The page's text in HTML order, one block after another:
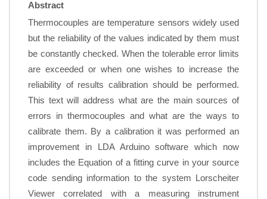
Abstract
Thermocouples are temperature sensors widely used
but the reliability of the values indicated by them must
be constantly checked. When the tolerable error limits
are exceeded or when one wishes to increase the
reliability of results calibration should be performed.
This text will address what are the main sources of
errors in thermocouples and what are the ways to
calibrate them. By a calibration it was performed an
improvement in LDA Arduino software which now
includes the Equation of a fitting curve in your source
code sending information to the system Lorscheiter
Viewer correlated with a measuring instrument